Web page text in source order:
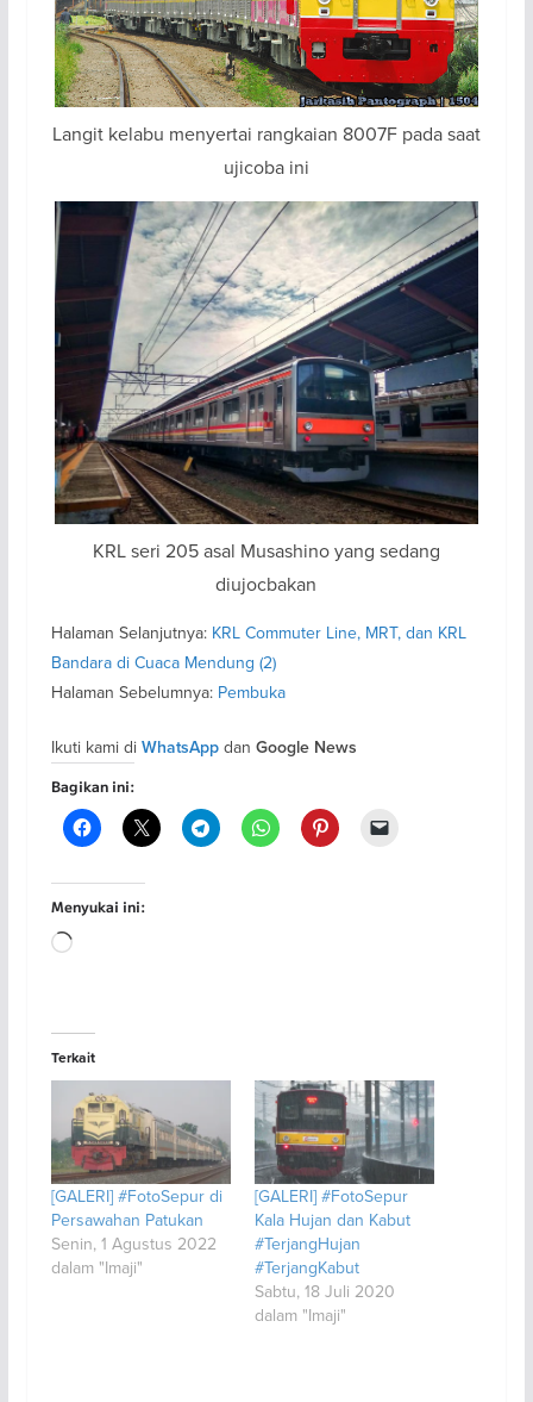
Langit kelabu menyertai rangkaian 8007F pada saat
ujicoba ini
KRL seri 205 asal Musashino yang sedang
diujocbakan
Halaman Selanjutnya: KRL Commuter Line, MRT, dan KRL
Bandara di Cuaca Mendung (2)
Halaman Sebelumnya: Pembuka
Ikuti kami di WhatsAppdan Google News
Bagikan ini:
Menyukai ini:
Memuat...
Terkait
[GALERI] #FotoSepur di
Persawahan Patukan
Senin, 1 Agustus 2022
dalam "Imaji"
[GALERI] #FotoSepur
Kala Hujan dan Kabut
#TerjangHujan
#TerjangKabut
Sabtu, 18 Juli 2020
dalam "Imaji"